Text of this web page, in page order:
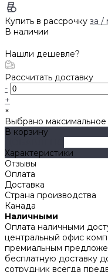
Купить в рассрочку за /
В наличии
Нашли дешевле?
Рассчитать доставку
-
+
×
Выбрано максимальное
В корзину
Характеристики
Отзывы
Оплата
Доставка
Страна производства
Канада
Наличными
Оплата наличными
центральный офис
премиальным
бесплатную доставку
сотрудник всегда